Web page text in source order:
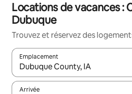
Locations de vacances :
Dubuque
Trouvez et réservez des
Emplacement
Quand les résultats sont affichés,
Arrivée